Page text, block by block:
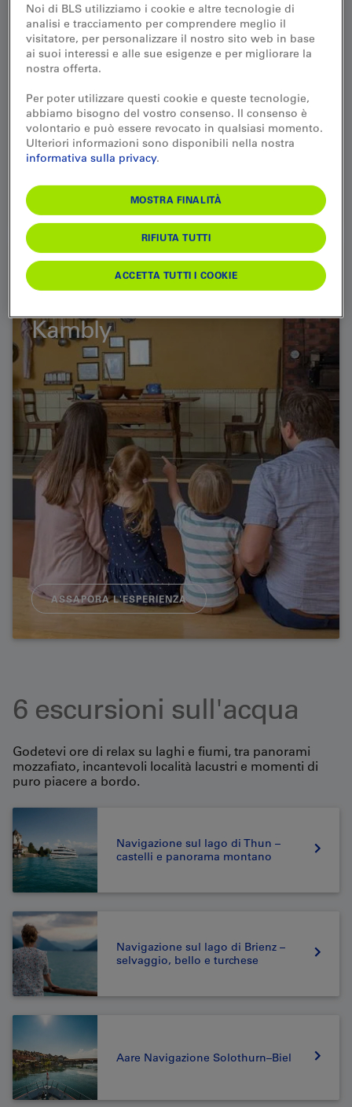
SCOPRI
Explore'n'Rail Universo
Kambly
ASSAPORA L'ESPERIENZA
6 escursioni sull'acqua
Godetevi ore di relax su laghi e fiumi, tra panorami
mozzafiato, incantevoli località lacustri e momenti di
puro piacere a bordo.
Navigazione sul lago di Thun –
castelli e panorama montano
Navigazione sul lago di Brienz –
selvaggio, bello e turchese
Aare Navigazione Solothurn–Biel
Noi di BLS utilizziamo i cookie e altre tecnologie di
analisi e tracciamento per comprendere meglio il
visitatore, per personalizzare il nostro sito web in base
ai suoi interessi e alle sue esigenze e per migliorare la
nostra offerta.
Per poter utilizzare questi cookie e queste tecnologie,
abbiamo bisogno del vostro consenso. Il consenso è
volontario e può essere revocato in qualsiasi momento.
Ulteriori informazioni sono disponibili nella nostra
informativa sulla privacy.
MOSTRA FINALITÀ
RIFIUTA TUTTI
ACCETTA TUTTI I COOKIE